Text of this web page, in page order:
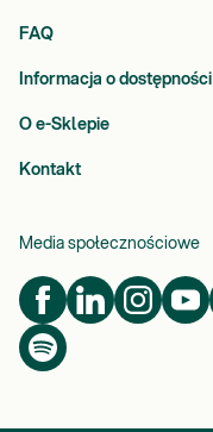
FAQ
Informacja o dostępności
O e-Sklepie
Kontakt
Media społecznościowe